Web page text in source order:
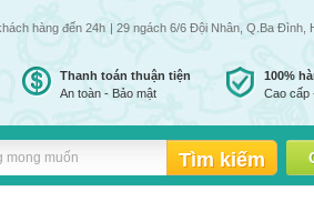
đến 24h đêm tất cả các ngày trong tuần | Giá 1 số
| 29 ngách 6/6 Đội Nhân, Q.Ba Đình,
Thanh toán thuận tiện
An toàn - Bảo mật
100%
Cao cấp